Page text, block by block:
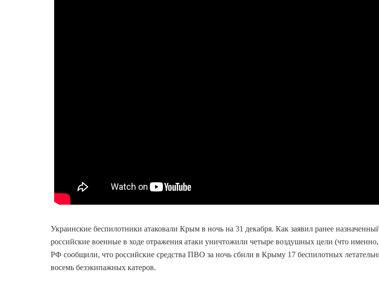
Украинские беспилотники атаковали Крым в ночь на 31 декабря. Как заявил ранее
российские военные в ходе отражения атаки уничтожили четыре воздушных цели (что
РФ сообщили, что российские средства ПВО за ночь сбили в Крыму 17 беспилотных
восемь безэкипажных катеров.